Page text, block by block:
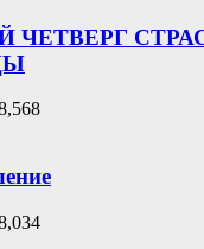
ЧЕТВЕРГ